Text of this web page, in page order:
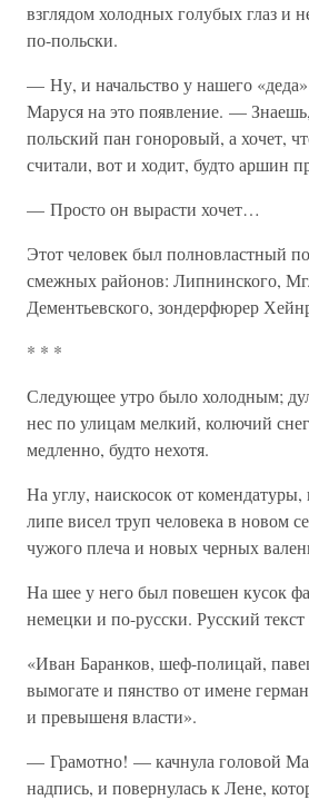
взглядом холодных голубых глаз и
по-польски.
— Ну, и начальство у нашего
Маруся на это появление. —
польский пан гоноровый, а хочет,
считали, вот и ходит, будто аршин
— Просто он вырасти хочет…
Этот человек был полновластный
смежных районов: Липнинского,
Дементьевского, зондерфюрер
* * *
Следующее утро было холодным;
нес по улицам мелкий, колючий
медленно, будто нехотя.
На углу, наискосок от комендатуры,
липе висел труп человека в новом
чужого плеча и новых черных
На шее у него был повешен кусок
немецки и по-русски. Русский текст
«Иван Баранков, шеф-полицай,
вымогате и пянство от имене
и превышеня власти».
— Грамотно! — качнула головой
надпись, и повернулась к Лене,